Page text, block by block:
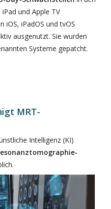
und Apple TV
iOS, iPadOS und tvOS
ausgenutzt. Sie wurden
Systeme gepatcht.
MRT-
Intelligenz (KI)